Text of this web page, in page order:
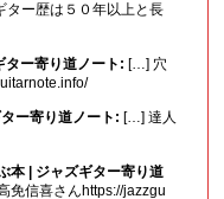
ター歴は５０年以上と長
ー寄り道ノート: […] 穴
ー寄り道ノート: […] 達人
本 | ジャズギター寄り道
信喜さんhttps://jazzgu